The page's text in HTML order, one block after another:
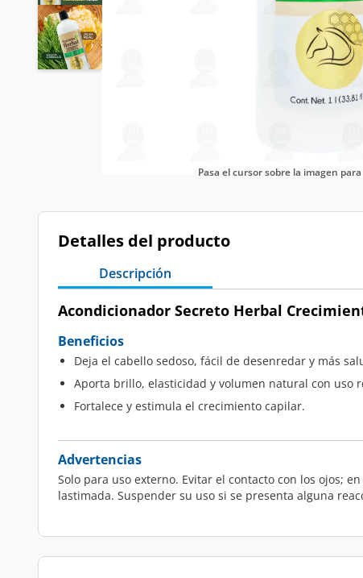
Pasa el cursor sobre la imagen
Detalles del producto
Descripción
Acondicionador Secreto Herbal
Beneficios
Deja el cabello sedoso, fácil de desenredar y más
Aporta brillo, elasticidad y volumen natural con uso
Fortalece y estimula el crecimiento capilar.
Advertencias
Solo para uso externo. Evitar el contacto con los ojos;
lastimada. Suspender su uso si se presenta alguna